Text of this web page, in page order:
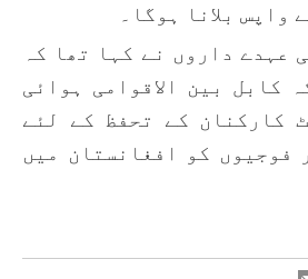
واپس بلانا ہوگا۔
عہدے داروں نے کہا تھا کہ
کابل بین الاقوامی ہوائی
کارکنان کے تحفظ کے لئے
فوجیوں کو افغانستان میں